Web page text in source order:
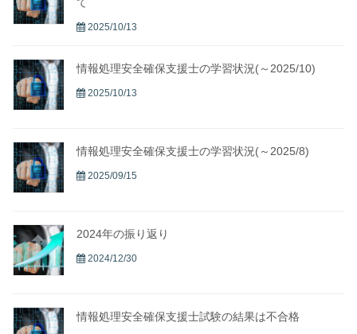
2025/10/13
情報処理安全確保支援士の学習状況(～2025/10)
2025/10/13
情報処理安全確保支援士の学習状況(～2025/8)
2025/09/15
2024年の振り返り
2024/12/30
情報処理安全確保支援士試験の結果は不合格